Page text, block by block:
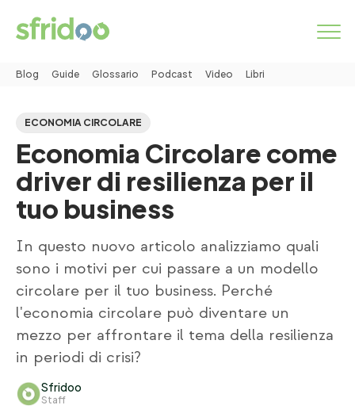
Categorie
Servizi
MARKETPLACE
INSERISCI ANNUNCIO
Simbiosi industriale Chi siamo Lavora con noi
Blog Guide Glossario Podcast Video Libri
ECONOMIA CIRCOLARE
Economia Circolare come
driver di resilienza per il
tuo business
In questo nuovo articolo analizziamo quali
sono i motivi per cui passare a un modello
circolare per il tuo business. Perché
l'economia circolare può diventare un
mezzo per affrontare il tema della resilienza
in periodi di crisi?
Sfridoo
Staff